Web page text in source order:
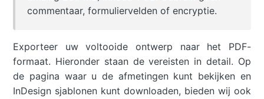
commentaar, formuliervelden of encryptie.
Exporteer uw voltooide ontwerp naar het PDF-
formaat. Hieronder staan de vereisten in detail. Op
de pagina waar u de afmetingen kunt bekijken en
InDesign sjablonen kunt downloaden, bieden wij ook